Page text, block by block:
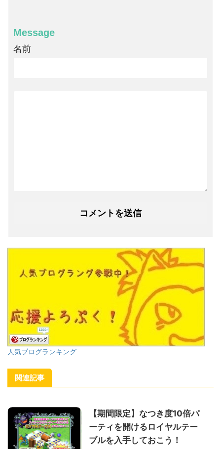
Message
名前
人気ブログランキング
関連記事
【期間限定】なつき度10倍パ
ーティを開けるロイヤルテー
ブルを入手しておこう！